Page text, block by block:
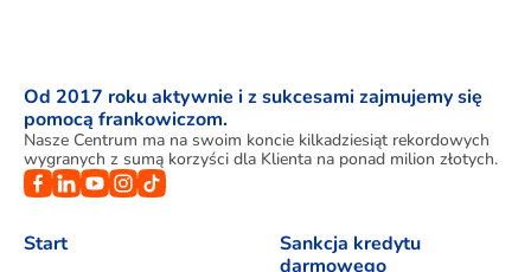
Od 2017 roku aktywnie i z sukcesami zajmujemy się
pomocą frankowiczom.
Nasze Centrum ma na swoim koncie kilkadziesiąt rekordowych
wygranych z sumą korzyści dla Klienta na ponad milion złotych.
Start
Sankcja kredytu
darmowego